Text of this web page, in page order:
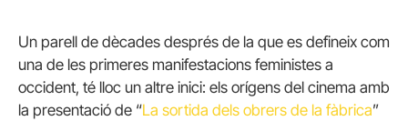
Un parell de dècades després de la que es defineix com
una de les primeres manifestacions feministes a
occident, té lloc un altre inici: els orígens del cinema amb
la presentació de “La sortida dels obrers de la fàbrica”